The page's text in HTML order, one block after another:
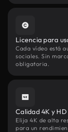
Licencia para
Cada vídeo está
sociales. Sin
obligatoria.
Calidad 4K y HD
Elija 4K de alta
para un